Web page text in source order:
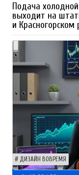
Подача
выходит на
и Красногорском
ДИЗАЙН ВОВРЕМЯ